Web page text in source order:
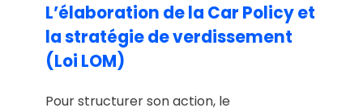
L’élaboration de la Car Policy et
la stratégie de verdissement
(Loi LOM)
Pour structurer son action, le